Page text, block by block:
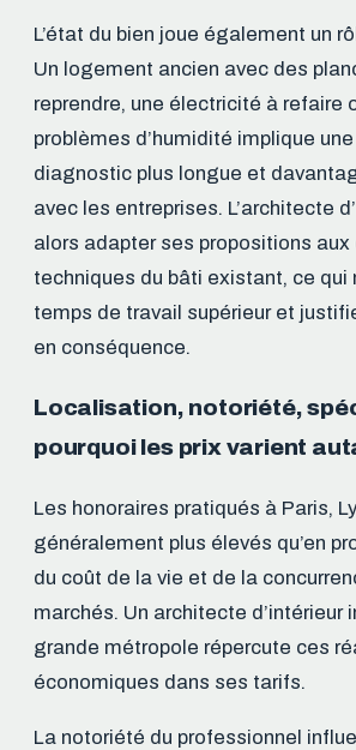
L’état du bien joue également un
Un logement ancien avec des
reprendre, une électricité à refaire
problèmes d’humidité implique
diagnostic plus longue et
avec les entreprises. L’architecte
alors adapter ses propositions
techniques du bâti existant, ce qui
temps de travail supérieur et
en conséquence.
Localisation, notoriété,
pourquoi les prix varient
Les honoraires pratiqués à Paris,
généralement plus élevés qu’en
du coût de la vie et de la
marchés. Un architecte d’intérieur
grande métropole répercute ces
économiques dans ses tarifs.
La notoriété du professionnel